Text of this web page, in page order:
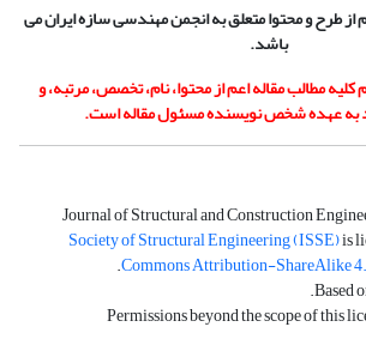
طرح و محتوا متعلق به انجمن مهندسی سازه ایران می
باشد.
مطالب مقاله اعم از محتوا، نام، تخصص، مرتبه، و
به عهده شخص نویسنده مسئول مقاله است.
Journal of Structural and Construction
Society of Structural Engineering (ISSE)is
Commons Attribution-ShareAlike
.
Based
.
Permissions beyond the scope of this